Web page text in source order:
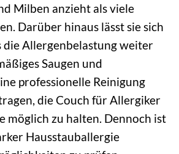
Milben anzieht als viele
Darüber hinaus lässt sie sich
die Allergenbelastung weiter
Saugen und
professionelle Reinigung
die Couch für Allergiker
möglich zu halten. Dennoch ist
Hausstauballergie